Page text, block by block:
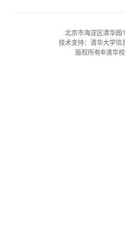
义工计划
新媒体平台
青春风采
校友文苑
信息化服务
三创大赛
总会简介
会长致辞
关闭
北京市海淀区清华园
技术支持：清华大学信
版权所有©清华